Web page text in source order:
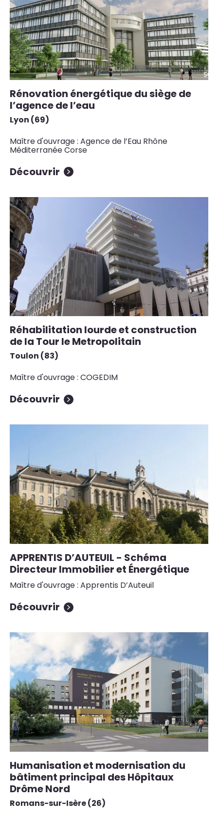
Rénovation énergétique du siège de
l’agence de l’eau
Lyon (69)
Maître d'ouvrage : Agence de l’Eau Rhône
Méditerranée Corse
Découvrir
Réhabilitation lourde et construction
de la Tour le Metropolitain
Toulon (83)
Maître d'ouvrage : COGEDIM
Découvrir
APPRENTIS D’AUTEUIL - Schéma
Directeur Immobilier et Énergétique
Maître d'ouvrage : Apprentis D’Auteuil
Découvrir
Humanisation et modernisation du
bâtiment principal des Hôpitaux
Drôme Nord
Romans-sur-Isère (26)